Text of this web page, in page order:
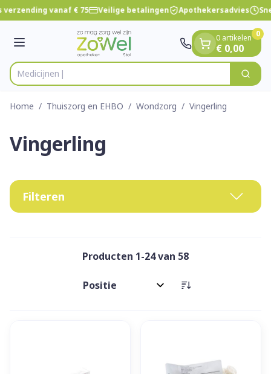
Ga naar de inhoud
1 van 1vanaf € 75 Veilige betalingen Apothekersadvies
Menu
Product, merk, categorie... Zoek
0 artikelen
€ 0,00
0
Home / Thuiszorg en EHBO / Wondzorg / Vingerling
Vingerling
Filteren
Producten 1-24van 58
Sorteer op: